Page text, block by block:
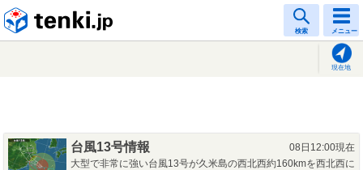
検索 メニュー
現在地
台風13号情報
08日12:00現在
大型で非常に強い台風13号が久米島の西北西約160kmを西北西に